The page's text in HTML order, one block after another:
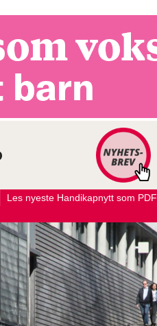
Les nyeste Handikapnytt som PDF